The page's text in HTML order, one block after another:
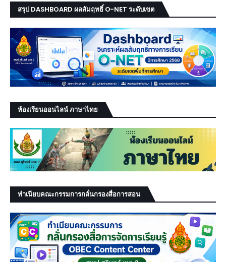
สรุป DASHBOARD ผลสัมฤทธิ์ O-NET ระดับเขต
ห้องเรียนออนไลน์ ภาษาไทย
ทำเนียบคณะกรรมการกลั่นกรองสื่อการสอน